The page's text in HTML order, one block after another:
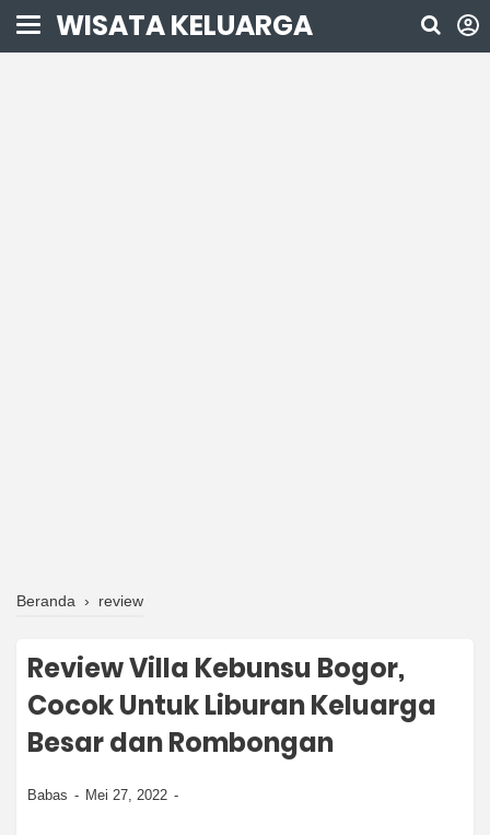
WISATA KELUARGA
Beranda › review
Review Villa Kebunsu Bogor,
Cocok Untuk Liburan Keluarga
Besar dan Rombongan
Babas Mei 27, 2022